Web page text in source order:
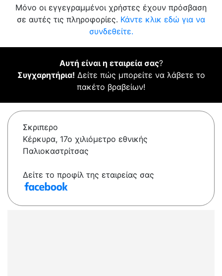
Μόνο οι εγγεγραμμένοι χρήστες έχουν πρόσβαση
σε αυτές τις πληροφορίες. Κάντε κλικ εδώ για να
συνδεθείτε.
Αυτή είναι η εταιρεία σας?
Συγχαρητήρια! Δείτε πώς μπορείτε να λάβετε το
πακέτο βραβείων!
Σκριπερο
Κέρκυρα, 17ο χιλιόμετρο εθνικής
Παλιοκαστρίτσας
Δείτε το προφίλ της εταιρείας σας